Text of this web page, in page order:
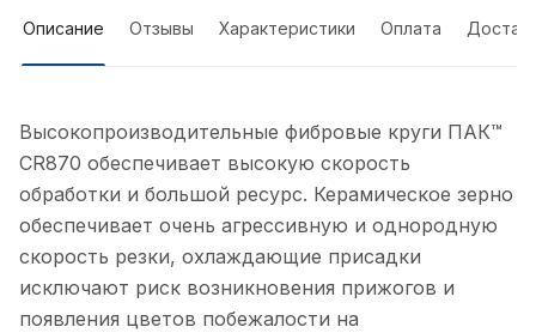
Описание Отзывы Характеристики Оплата
Высокопроизводительные фибровые круги ПАК™
CR870 обеспечивает высокую скорость
обработки и большой ресурс. Керамическое зерно
обеспечивает очень агрессивную и однородную
скорость резки, охлаждающие присадки
исключают риск возникновения прижогов и
появления цветов побежалости на